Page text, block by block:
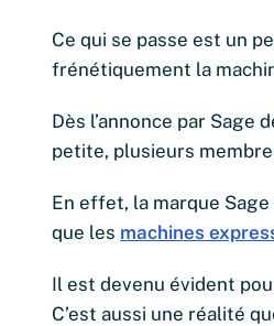
Ce qui se passe est un
frénétiquement la
Dès l’annonce par Sage
petite, plusieurs
En effet, la marque
que les machines
Il est devenu évident
C’est aussi une réalité